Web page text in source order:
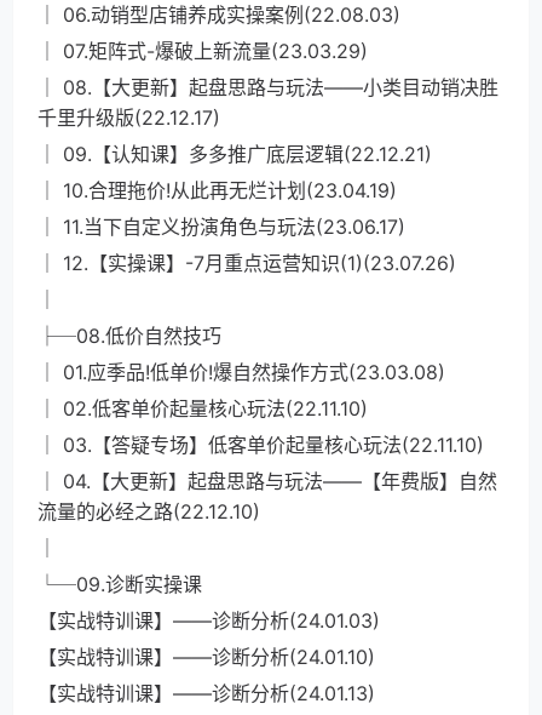
│ 06.动销型店铺养成实操案例(22.08.03)
│ 07.矩阵式-爆破上新流量(23.03.29)
│ 08.【大更新】起盘思路与玩法——小类目动销决胜
千里升级版(22.12.17)
│ 09.【认知课】多多推广底层逻辑(22.12.21)
│ 10.合理拖价!从此再无烂计划(23.04.19)
│ 11.当下自定义扮演角色与玩法(23.06.17)
│ 12.【实操课】-7月重点运营知识(1)(23.07.26)
├─08.低价自然技巧
│ 01.应季品!低单价!爆自然操作方式(23.03.08)
│ 02.低客单价起量核心玩法(22.11.10)
│ 03.【答疑专场】低客单价起量核心玩法(22.11.10)
│ 04.【大更新】起盘思路与玩法——【年费版】自然
流量的必经之路(22.12.10)
└─09.诊断实操课
【实战特训课】——诊断分析(24.01.03)
【实战特训课】——诊断分析(24.01.10)
【实战特训课】——诊断分析(24.01.13)